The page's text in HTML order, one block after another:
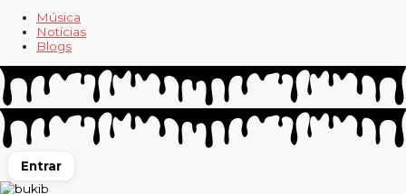
Música
Notícias
Blogs
Entrar